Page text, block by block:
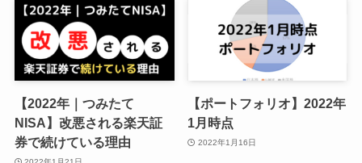
【2022年｜つみたて
NISA】改悪される楽天証
券で続けている理由
【ポートフォリオ】2022年
1月時点
2022年1月16日